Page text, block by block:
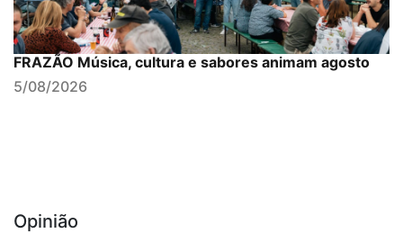
FRAZÃO Música, cultura e sabores animam agosto
5/08/2026
Opinião